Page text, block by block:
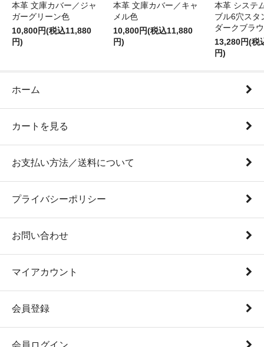
本革 文庫カバー／ジャ
ガーグリーン色
10,800円(税込11,880
円)
本革 文庫カバー／キャ
メル色
10,800円(税込11,880
円)
本革 システ
ブル6穴スタ
ダークブラ
13,280円(税
円)
ホーム
カートを見る
お支払い方法／送料について
プライバシーポリシー
お問い合わせ
マイアカウント
会員登録